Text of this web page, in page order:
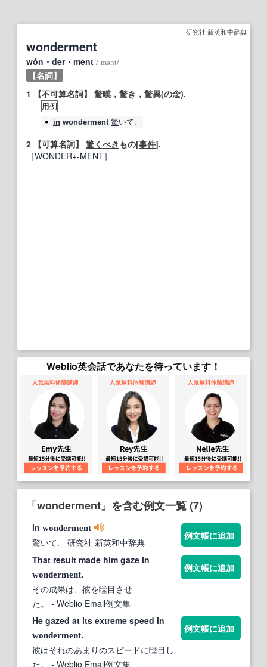
研究社 新英和中辞典
wonderment
wón・der・ment /‐mənt/
【名詞】
1
【不可算名詞】 驚嘆 ， 驚き ， 驚異(の念).
用例
in wonderment 驚いて.
2 【可算名詞】 驚くべき もの[事件].
［WONDER+‐MENT］
Weblio英会話であなたを待っています！
「wonderment」を含む例文一覧 (7)
in wonderment
驚いて. - 研究社 新英和中辞典
例文帳に追加
That result made him gaze in
wonderment.
その成果は、彼を瞠目させ
た。
- Weblio Email例文集
例文帳に追加
He gazed at its extreme speed in
wonderment.
彼はそれのあまりのスピードに瞠目し
た。
- Weblio Email例文集
例文帳に追加